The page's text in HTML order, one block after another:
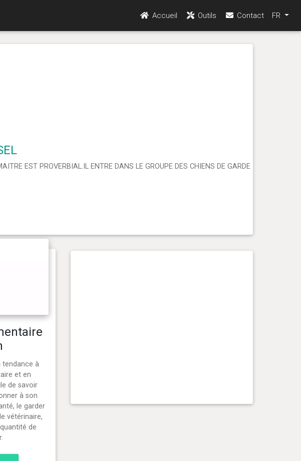
Accueil Outils Contact FR
EST PROVERBIAL.IL ENTRE DANS LE GROUPE DES CHIENS DE GARDE
tendance à
et en
de savoir
à son
le garder
vétérinaire,
de